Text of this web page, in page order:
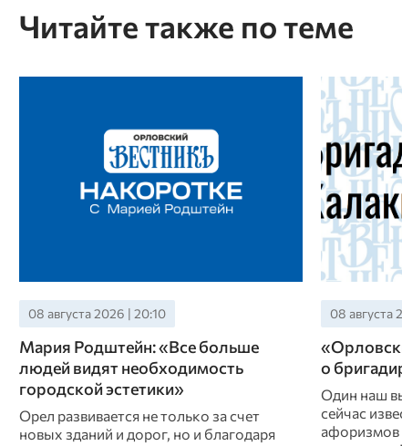
Читайте также по теме
08 августа 2026 | 20:10
Мария Родштейн: «Все больше
людей видят необходимость
городской эстетики»
Орел развивается не только за счет
новых зданий и дорог, но и благодаря
08 августа
о
Один наш
сейчас
афоризмов